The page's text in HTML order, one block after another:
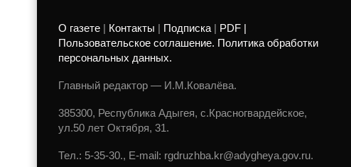
О газете Контакты Подписка
PDF |
Пользовательское соглашение. Политика обработки
персональных данных.
Главный редактор — И.М.Ковалёва.
385300, Республика Адыгея, с.Красногвардейское,
ул.50 лет Октября, 31.
Тел.: 5-35-30., E-mail: rgdruzhba.kr@adygheya.gov.ru.